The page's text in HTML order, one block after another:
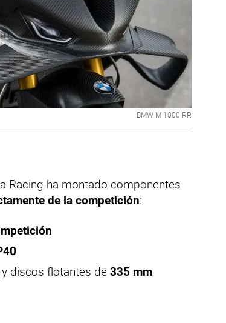
BMW M 1000 RR
Racing ha montado componentes
de la competición:
y discos flotantes de 335 mm